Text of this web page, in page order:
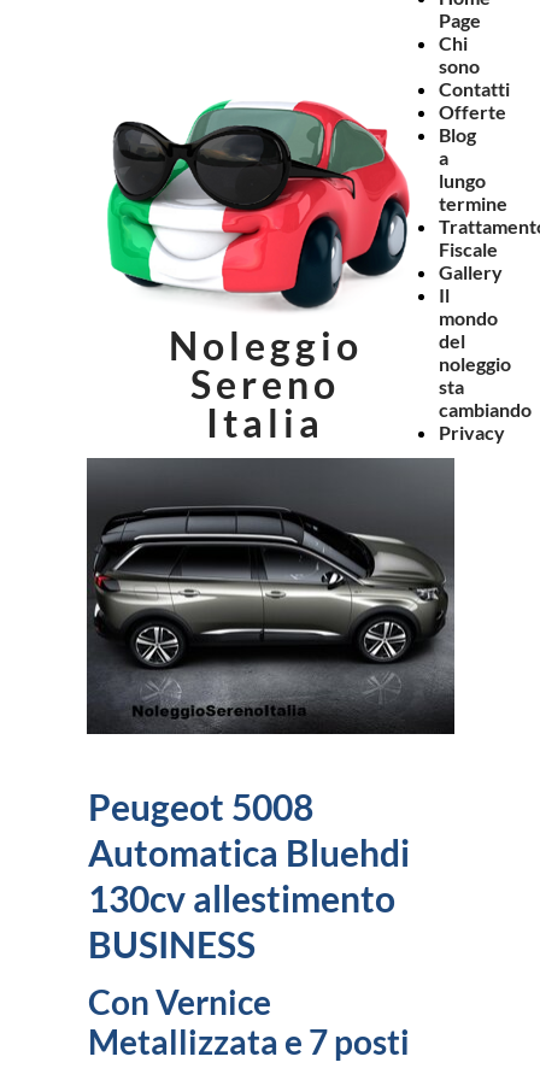
Noleggio
Sereno
Italia
Page
Chi
sono
Contatti
Offerte
Blog
a
lungo
termine
Fiscale
Gallery
Il
mondo
del
noleggio
sta
cambiando
Privacy
Peugeot 5008
Automatica Bluehdi
130cv allestimento
BUSINESS
Con Vernice
Metallizzata e 7 posti